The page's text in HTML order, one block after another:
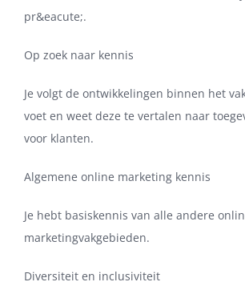
pr&eacute;.
Op zoek naar kennis
Je volgt de ontwikkelingen binnen het
voet en weet deze te vertalen naar
voor klanten.
Algemene online marketing kennis
Je hebt basiskennis van alle andere
marketingvakgebieden.
Diversiteit en inclusiviteit